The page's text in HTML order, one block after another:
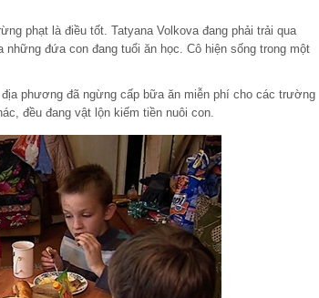
phạt là điều tốt. Tatyana Volkova đang phải trải qua
đứa con đang tuổi ăn học. Cô hiện sống trong một
phương đã ngừng cấp bữa ăn miễn phí cho các trường
đều đang vật lộn kiếm tiền nuôi con.